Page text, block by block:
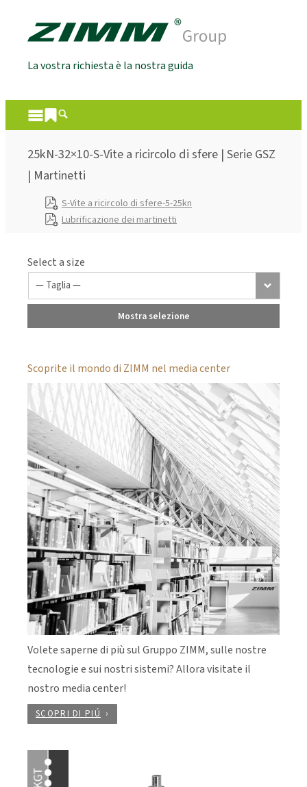
La vostra richiesta è la nostra guida
25kN-32×10-S-Vite a ricircolo di sfere | Serie GSZ
| Martinetti
S-Vite a ricircolo di sfere-5-25kn
Lubrificazione dei martinetti
Select a size
Mostra selezione
Scoprite il mondo di ZIMM nel media center
Volete saperne di più sul Gruppo ZIMM, sulle nostre
tecnologie e sui nostri sistemi? Allora visitate il
nostro media center!
SCOPRI DI PIÚ